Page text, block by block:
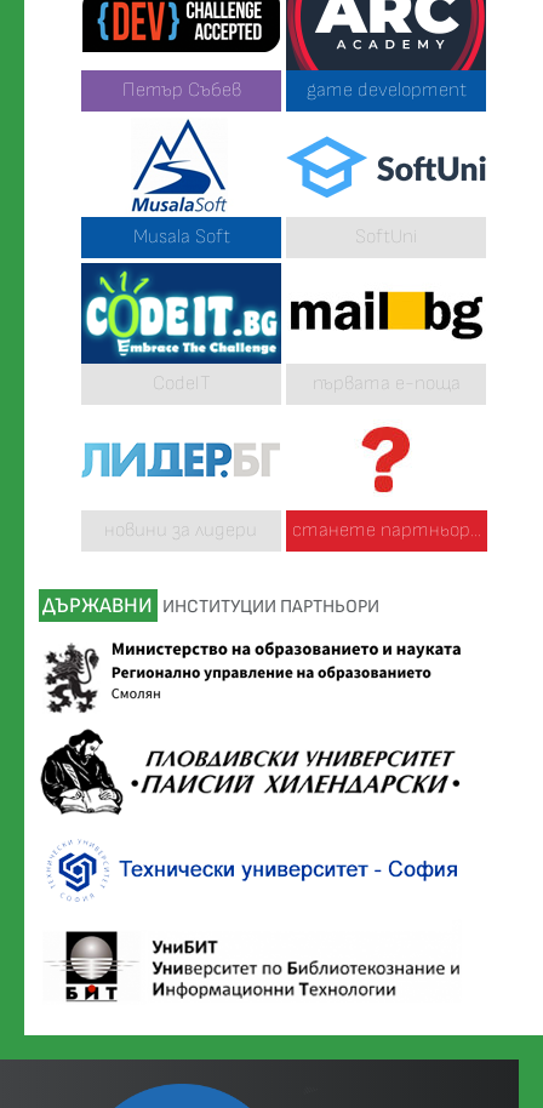
Петър Събев game development
Musala Soft SoftUni
CodeIT първата е-поща
новини за лидери станете партньор...
ДЪРЖАВНИ ИНСТИТУЦИИ ПАРТНЬОРИ